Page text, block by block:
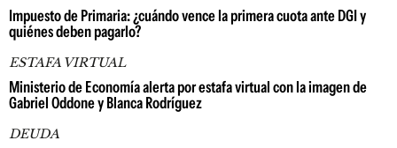
Impuesto de Primaria: ¿cuándo vence la primera cuota ante DGI y
quiénes deben pagarlo?
ESTAFA VIRTUAL
Ministerio de Economía alerta por estafa virtual con la imagen de
Gabriel Oddone y Blanca Rodríguez
DEUDA